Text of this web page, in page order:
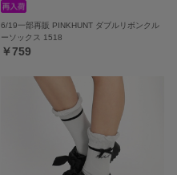
6/19一部再販 PINKHUNT ダブルリボンクル
ーソックス 1518
￥759